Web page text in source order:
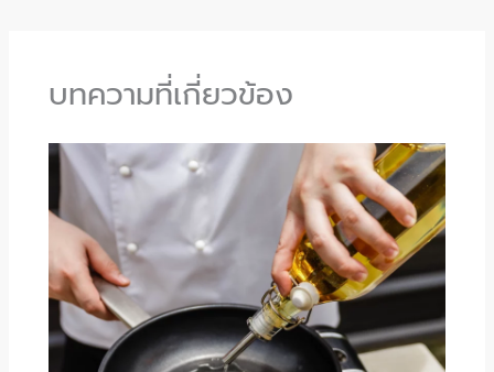
บทความที่เกี่ยวข้อง